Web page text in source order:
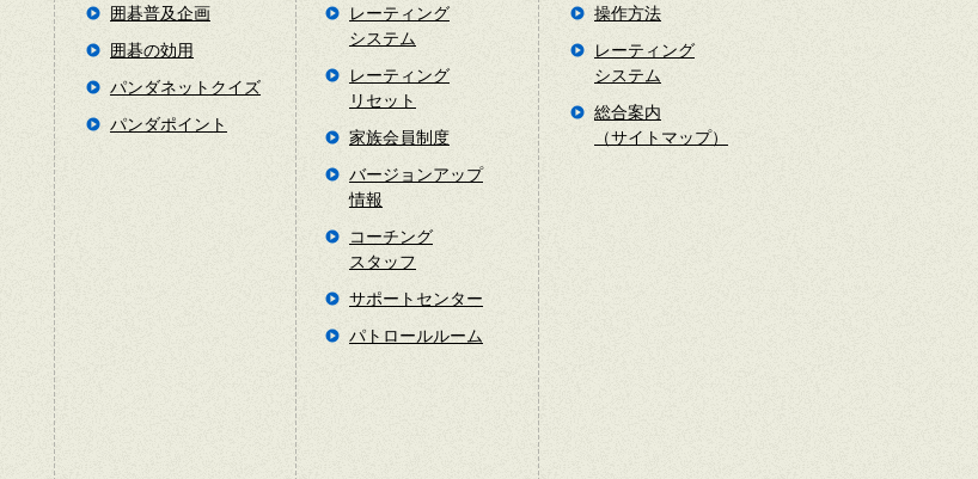
囲碁普及企画
囲碁の効用
パンダネットクイズ
パンダポイント
レーティング
システム
レーティング
リセット
家族会員制度
バージョンアップ
情報
コーチング
スタッフ
サポートセンター
パトロールルーム
操作方法
レーティング
システム
総合案内
（サイトマップ）